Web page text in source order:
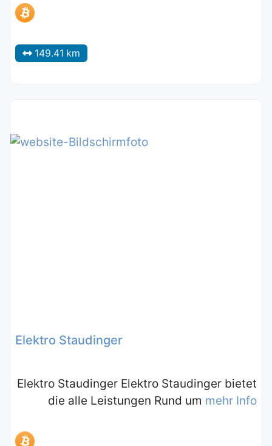
149.41 km
Elektro Staudinger
Elektro Staudinger Elektro Staudinger bietet
die alle Leistungen Rund um mehr Info